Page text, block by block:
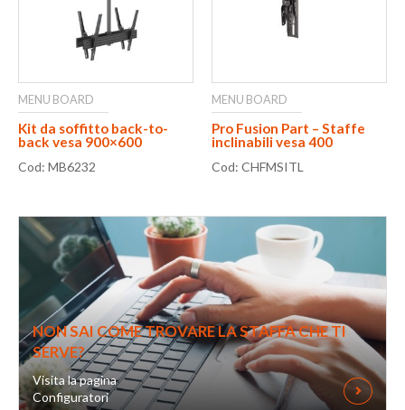
MENU BOARD
Kit da soffitto back-to-
back vesa 900×600
Cod: MB6232
MENU BOARD
Pro Fusion Part – Staffe
inclinabili vesa 400
Cod: CHFMSITL
NON SAI COME TROVARE LA STAFFA CHE TI
SERVE?
Visita la pagina
Configuratori